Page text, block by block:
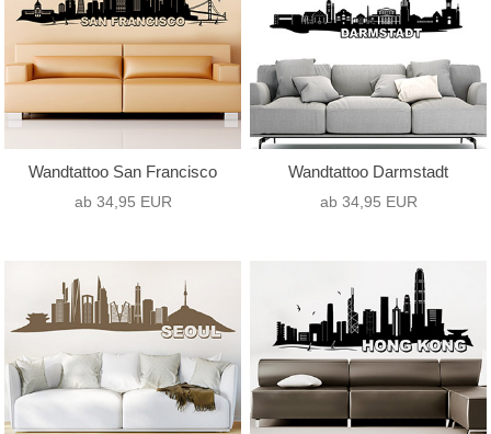
Wandtattoo San Francisco
ab 34,95 EUR
Wandtattoo Darmstadt
ab 34,95 EUR